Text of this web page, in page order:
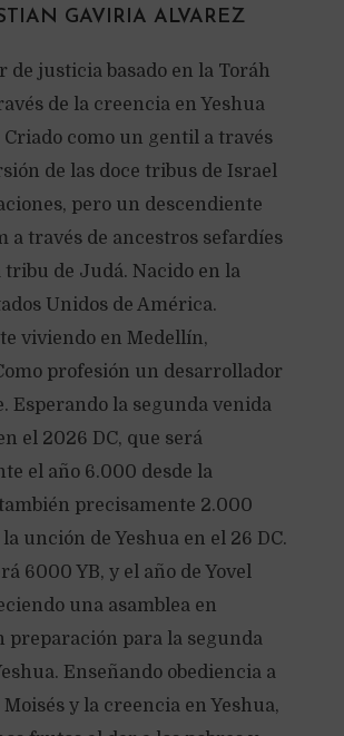
GAVIRIA ALVAREZ
de justicia basado en la Toráh
de la creencia en Yeshua
Criado como un gentil a través
de las doce tribus de Israel
pero un descendiente
a través de ancestros sefardíes
tribu de Judá. Nacido en la
Unidos de América.
viviendo en Medellín,
profesión un desarrollador
Esperando la segunda venida
el 2026 DC, que será
el año 6.000 desde la
precisamente 2.000
la unción de Yeshua en el 26 DC.
6000 YB, y el año de Yovel
una asamblea en
preparación para la segunda
Enseñando obediencia a
y la creencia en Yeshua,